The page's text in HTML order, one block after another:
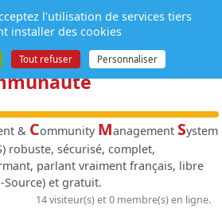
:Gestion de
et de
& Community Management System
robuste, sécurisé, complet,
parlant vraiment français, libre
Source) et gratuit.
14 visiteur(s) et 0 membre(s) en ligne.
l'utilisation de services tiers
installer des cookies
Tout refuser Personnaliser